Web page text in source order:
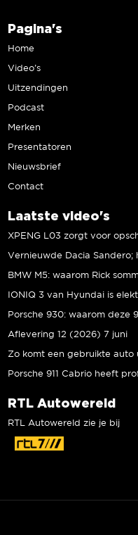
Pagina's
Home
Video’s
Uitzendingen
Podcast
Merken
Presentatoren
Nieuwsbrief
Contact
Laatste video's
IONIQ 3 van Hyundai is
Aflevering 12 (2026) 7 juni
RTL Autowereld
RTL Autowereld zie je bij